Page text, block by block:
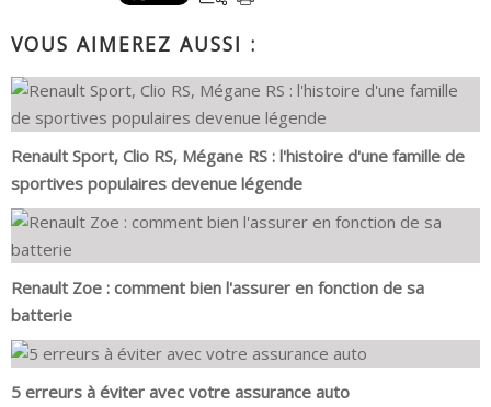
VOUS AIMEREZ AUSSI :
Renault Sport, Clio RS, Mégane RS : l'histoire d'une famille de
sportives populaires devenue légende
Renault Zoe : comment bien l'assurer en fonction de sa
batterie
5 erreurs à éviter avec votre assurance auto